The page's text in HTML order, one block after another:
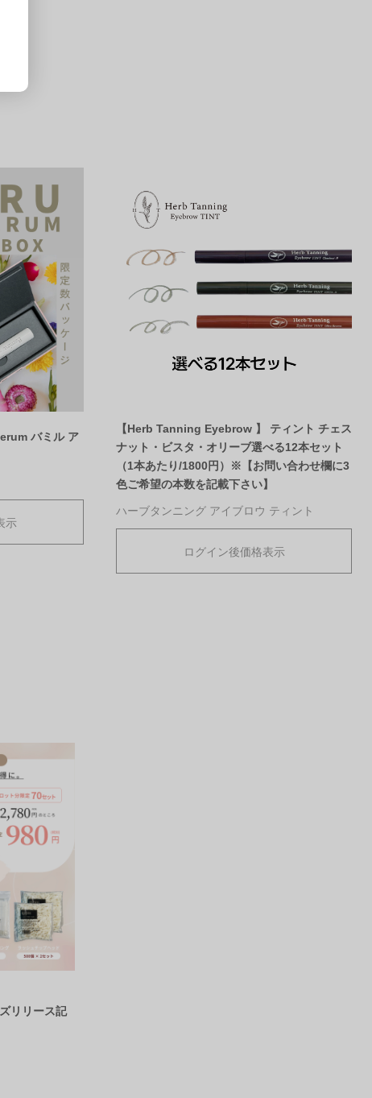
バミル ア
示
【Herb Tanning Eyebrow 】 ティント チェス
ナット・ビスタ・オリーブ選べる12本セット
（1本あたり/1800円）※【お問い合わせ欄に3
色ご希望の本数を記載下さい】
ハーブタンニング アイブロウ ティント
ログイン後価格表示
リリース記